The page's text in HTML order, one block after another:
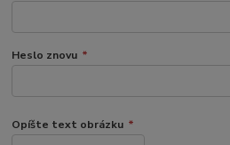
Heslo znovu *
Opíšte text obrázku *